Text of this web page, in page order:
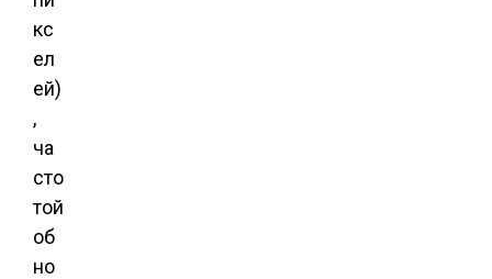
кс
ел
ей)
,
ча
сто
той
об
но